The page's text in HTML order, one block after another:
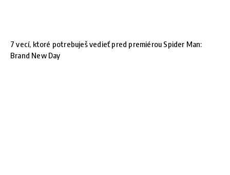
7 vecí, ktoré potrebuješ vedieť pred premiérou Spider Man:
Brand New Day